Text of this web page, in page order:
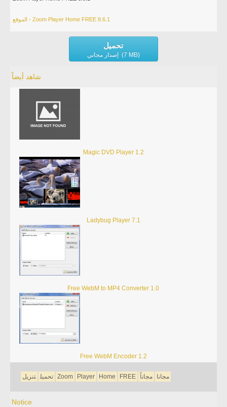
الموقع - Zoom Player Home FREE 8.6.1
تحميل
إصدار مجاني (7 MB)
شاهد أيضاً
Magic DVD Player 1.2
Ladybug Player 7.1
Free WebM to MP4 Converter 1.0
Free WebM Encoder 1.2
تحميل تنزيل Zoom Player Home FREE مجانا مجاناً
Notice